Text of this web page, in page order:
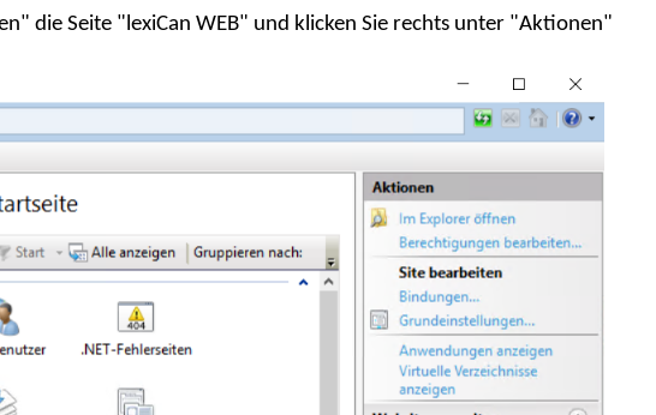
die Seite "lexiCan WEB" und klicken Sie rechts unter "Aktionen"